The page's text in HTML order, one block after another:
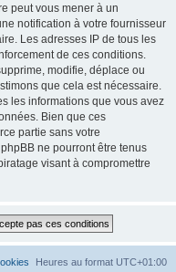
peut vous mener à un
notification à votre fournisseur
Les adresses IP de tous les
de ces conditions.
modifie, déplace ou
que cela est nécessaire.
les informations que vous avez
Bien que ces
partie sans votre
ne pourront être tenus
visant à compromettre
Heures au format UTC+01:00